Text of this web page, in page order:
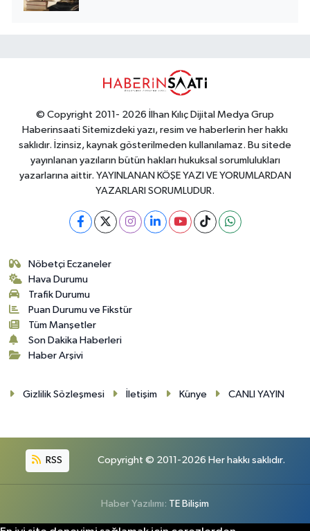
© Copyright 2011- 2026 İlhan Kılıç Dijital Medya Grup
Haberinsaati Sitemizdeki yazı, resim ve haberlerin her hakkı
saklıdır. İzinsiz, kaynak gösterilmeden kullanılamaz. Bu sitede
yayınlanan yazıların bütün hakları hukuksal sorumlulukları
yazarlarına aittir. YAYINLANAN KÖŞE YAZI VE YORUMLARDAN
YAZARLARI SORUMLUDUR.
Nöbetçi Eczaneler
Hava Durumu
Trafik Durumu
Puan Durumu ve Fikstür
Tüm Manşetler
Son Dakika Haberleri
Haber Arşivi
Gizlilik Sözleşmesi İletişim Künye CANLI YAYIN
RSS Copyright © 2011-2026 Her hakkı saklıdır.
Haber Yazılımı: TE Bilişim